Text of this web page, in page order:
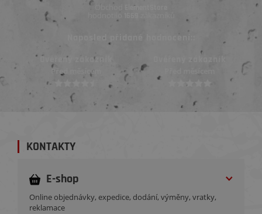
Obchod ElementStore
hodnotilo
Naposled přidané hodnocení::
Ověřený zákazník
Před měsícem
Ověřený zákazník
KONTAKTY
E-shop
Online objednávky, expedice, dodání, výměny, vratky,
reklamace